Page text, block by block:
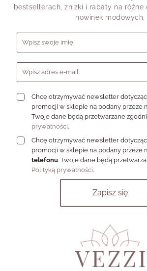
która pomoże Ci wyrazić swój unikalny styl.
Kolczyki serca na
okazje
kolację, wesele czy inną ważną
przyciągają wzrok i podkreślają elegancję.
Kolczyki serca od Vezzi doskonale
klasycznymi, jak i nowoczesnymi kreacjami,
subtelnego uroku. Są idealne na wieczorne
wszystkie momenty, kiedy chcesz poczuć
Wybierając naszą biżuterię, zyskujesz
na specjalne okazje będą przyciągać
indywidualny styl.
FAQ - kolczyki serca
Czy kolczyki serca pasują tylko
romantycznych stylizacji?
Jakie kolczyki serca wybrać na
bestsellerach, zniżki i rabaty na różne
nowinek modowych.
Formularz zapisu do
Chcę otrzymywać newsletter
promocji w sklepie na podany przeze
Twoje dane będą przetwarzane
prywatności.
Chcę otrzymywać newsletter
promocji w sklepie na podany przeze
telefonu. Twoje dane będą
Polityką prywatności.